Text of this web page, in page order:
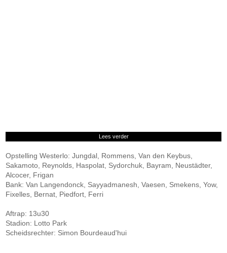
Lees verder
Opstelling Westerlo: Jungdal, Rommens, Van den Keybus,
Sakamoto, Reynolds, Haspolat, Sydorchuk, Bayram, Neustädter,
Alcocer, Frigan
Bank: Van Langendonck, Sayyadmanesh, Vaesen, Smekens, Yow,
Fixelles, Bernat, Piedfort, Ferri
Aftrap: 13u30
Stadion: Lotto Park
Scheidsrechter: Simon Bourdeaud'hui